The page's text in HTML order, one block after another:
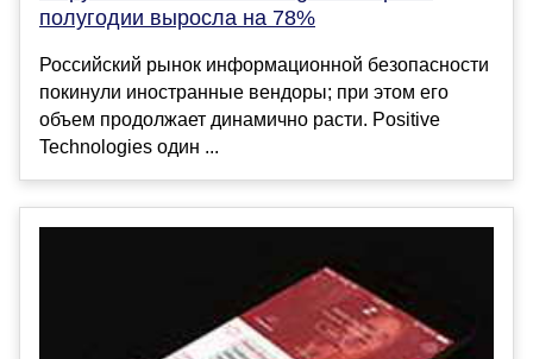
полугодии выросла на 78%
Российский рынок информационной безопасности
покинули иностранные вендоры; при этом его
объем продолжает динамично расти. Positive
Technologies один ...